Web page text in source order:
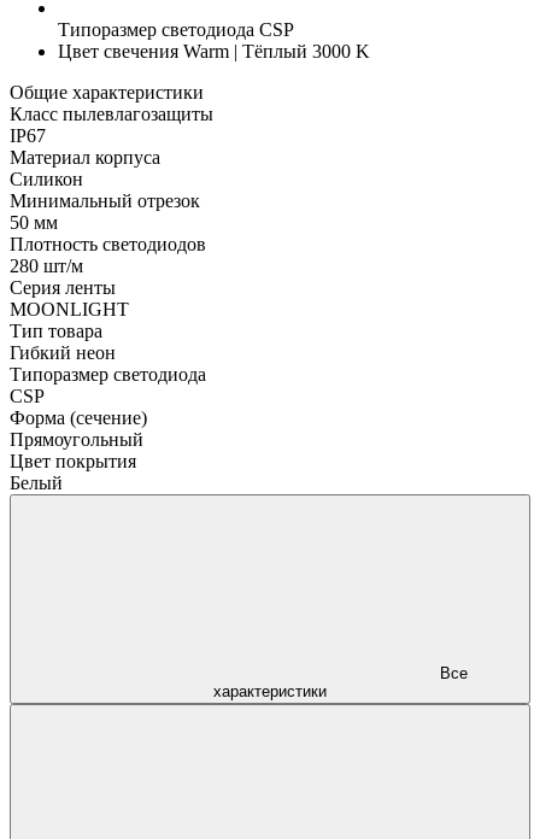
Типоразмер светодиода CSP
Цвет свечения Warm | Тёплый 3000 K
Общие характеристики
Класс пылевлагозащиты
IP67
Материал корпуса
Силикон
Минимальный отрезок
50 мм
Плотность светодиодов
280 шт/м
Серия ленты
MOONLIGHT
Тип товара
Гибкий неон
Типоразмер светодиода
CSP
Форма (сечение)
Прямоугольный
Цвет покрытия
Белый
характеристики